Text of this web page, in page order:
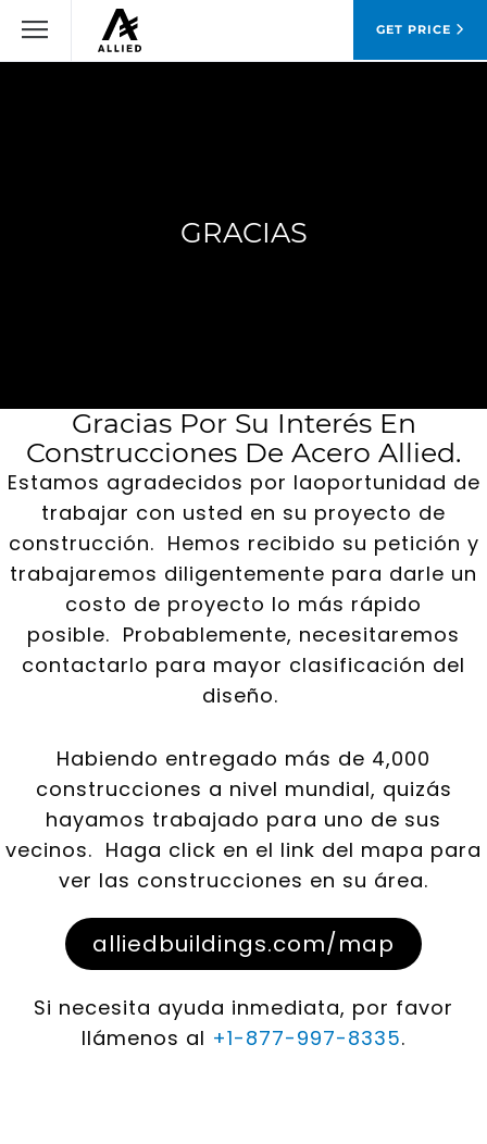
GET PRICE
GRACIAS
Gracias Por Su Interés En
Construcciones De Acero Allied.
Estamos agradecidos por laoportunidad de
trabajar con usted en su proyecto de
construcción. Hemos recibido su petición y
trabajaremos diligentemente para darle un
costo de proyecto lo más rápido
posible. Probablemente, necesitaremos
contactarlo para mayor clasificación del
diseño.
Habiendo entregado más de 4,000
construcciones a nivel mundial, quizás
hayamos trabajado para uno de sus
vecinos. Haga click en el link del mapa para
ver las construcciones en su área.
alliedbuildings.com/map
Si necesita ayuda inmediata, por favor
llámenos al +1-877-997-8335.